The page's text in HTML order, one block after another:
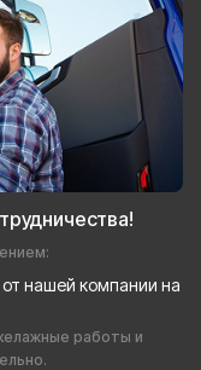
от нашей компании на
работы и